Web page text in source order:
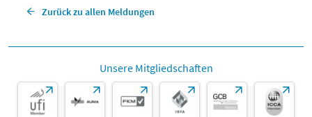
Zurück zu allen Meldungen
Unsere Mitgliedschaften